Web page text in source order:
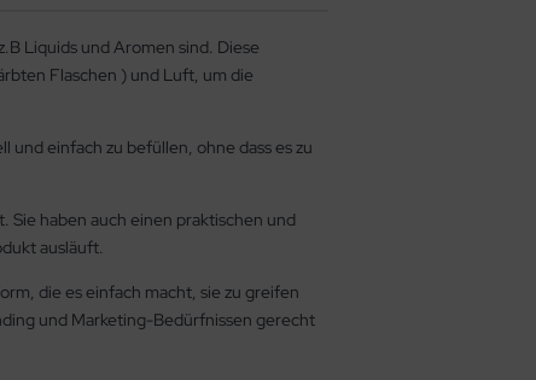
Liquids und Aromen sind. Diese
Flaschen ) und Luft, um die
einfach zu befüllen, ohne dass es zu
Sie haben auch einen praktischen und
ausläuft.
die es einfach macht, sie zu greifen
und Marketing-Bedürfnissen gerecht